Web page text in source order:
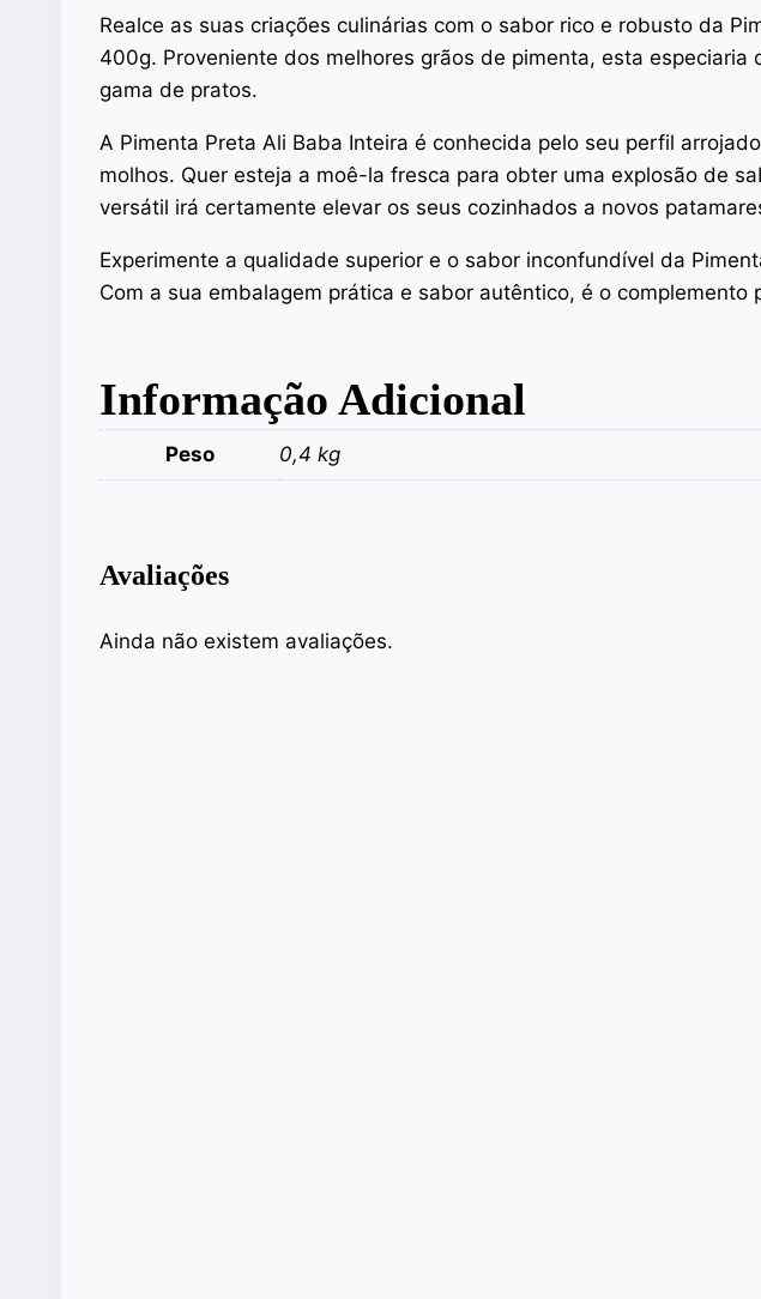
Realce as suas criações culinárias com o sabor rico e robusto da
400g. Proveniente dos melhores grãos de pimenta, esta
gama de pratos.
A Pimenta Preta Ali Baba Inteira é conhecida pelo seu perfil
molhos. Quer esteja a moê-la fresca para obter uma explosão de
versátil irá certamente elevar os seus cozinhados a novos
Experimente a qualidade superior e o sabor inconfundível da
Com a sua embalagem prática e sabor autêntico, é o
Informação Adicional
Peso 0,4 kg
Avaliações
Ainda não existem avaliações.